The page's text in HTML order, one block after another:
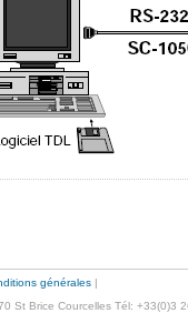
générales |
St Brice Courcelles Tél: